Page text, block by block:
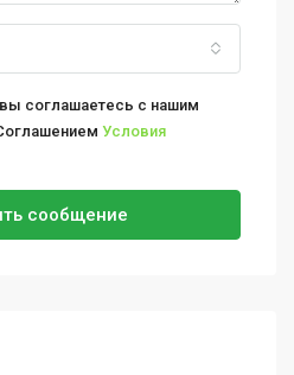
соглашаетесь с нашим
Условия
сообщение